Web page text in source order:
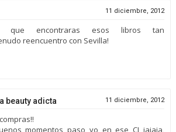
11 diciembre, 2012
que encontraras esos libros tan
reencuentro con Sevilla!
beauty adicta 11 diciembre, 2012